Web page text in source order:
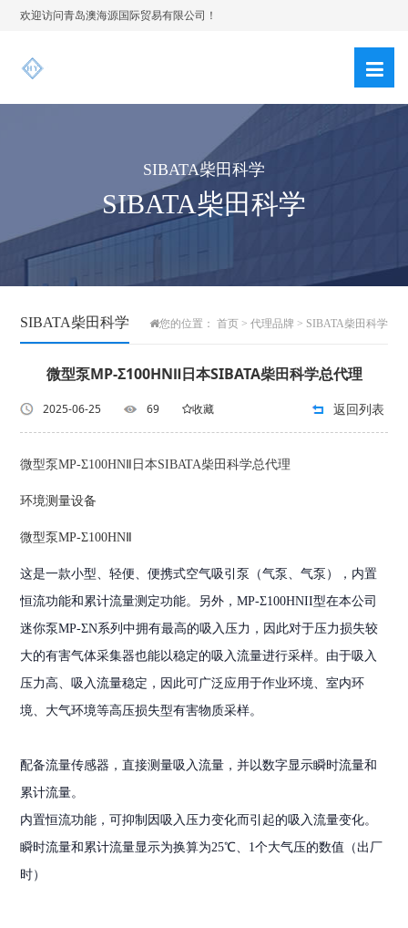
欢迎访问青岛澳海源国际贸易有限公司！
SIBATA柴田科学
SIBATA柴田科学
SIBATA柴田科学 您的位置： 首页> 代理品牌 > SIBATA柴田科学
微型泵MP-Σ100HNⅡ日本SIBATA柴田科学总代理
2025-06-25 69 收藏 返回列表
微型泵MP-Σ100HNⅡ日本SIBATA柴田科学总代理
环境测量设备
微型泵MP-Σ100HNⅡ
这是一款小型、轻便、便携式空气吸引泵（气泵、气泵），内置
恒流功能和累计流量测定功能。另外，MP-Σ100HNII型在本公司
迷你泵MP-ΣN系列中拥有最高的吸入压力，因此对于压力损失较
大的有害气体采集器也能以稳定的吸入流量进行采样。由于吸入
压力高、吸入流量稳定，因此可广泛应用于作业环境、室内环
境、大气环境等高压损失型有害物质采样。
配备流量传感器，直接测量吸入流量，并以数字显示瞬时流量和
累计流量。
内置恒流功能，可抑制因吸入压力变化而引起的吸入流量变化。
瞬时流量和累计流量显示为换算为25℃、1个大气压的数值（出厂
时）